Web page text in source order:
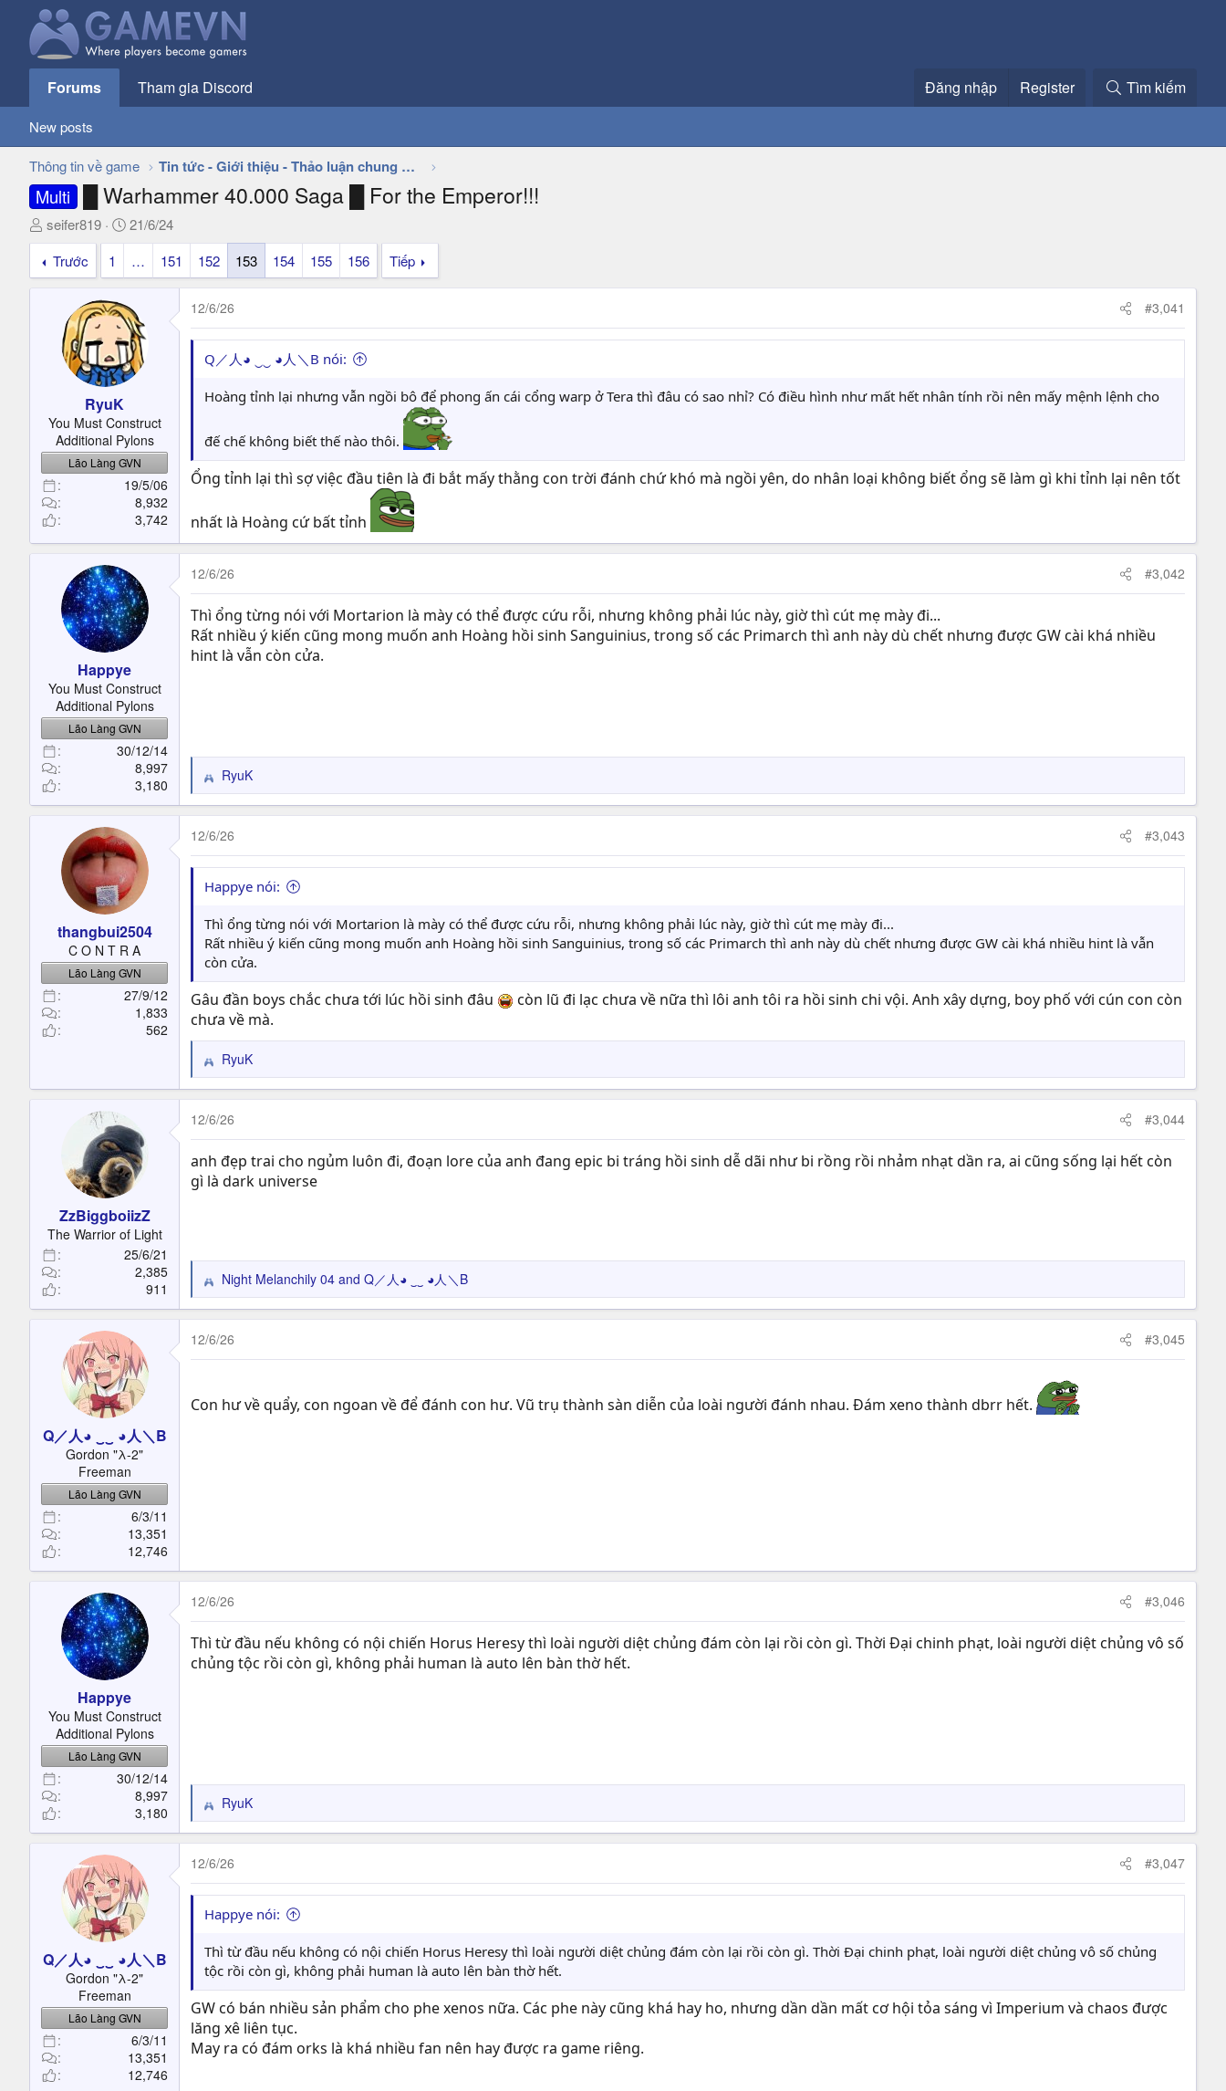
Forums Tham gia Discord Đăng nhập Register Tìm kiếm
New posts
Thông tin về game Tin tức - Giới thiệu - Thảo luận chung về game
Multi █ Warhammer 40.000 Saga █ For the Emperor!!!
T
h
e
t
e
r
seifer819
N
g
à
y
ử
i
21/6/24
Trước
1 … 151 152 153 154 155 156 Tiếp
RyuK
You Must Construct
Additional Pylons
Lão Làng GVN
19/5/06
8,932
3,742
12/6/26 #3,041
Q／人◕ ‿‿ ◕人＼B nói:
Hoàng tỉnh lại nhưng vẫn ngồi bô để phong ấn cái cổng warp ở Tera thì đâu có sao nhỉ? Có điều hình như mất hết nhân tính rồi nên mấy mệnh lệnh cho
đế chế không biết thế nào thôi.
Ổng tỉnh lại thì sợ việc đầu tiên là đi bắt mấy thằng con trời đánh chứ khó mà ngồi yên, do nhân loại không biết ổng sẽ làm gì khi tỉnh lại nên tốt
nhất là Hoàng cứ bất tỉnh
Happye
You Must Construct
Additional Pylons
Lão Làng GVN
30/12/14
8,997
3,180
12/6/26 #3,042
Thì ổng từng nói với Mortarion là mày có thể được cứu rỗi, nhưng không phải lúc này, giờ thì cút mẹ mày đi...
Rất nhiều ý kiến cũng mong muốn anh Hoàng hồi sinh Sanguinius, trong số các Primarch thì anh này dù chết nhưng được GW cài khá nhiều
hint là vẫn còn cửa.
R
e
a
c
t
i
o
s
RyuK
thangbui2504
C O N T R A
Lão Làng GVN
27/9/12
1,833
562
12/6/26 #3,043
Happye nói:
Thì ổng từng nói với Mortarion là mày có thể được cứu rỗi, nhưng không phải lúc này, giờ thì cút mẹ mày đi...
Rất nhiều ý kiến cũng mong muốn anh Hoàng hồi sinh Sanguinius, trong số các Primarch thì anh này dù chết nhưng được GW cài khá nhiều hint là vẫn
còn cửa.
Gâu đần boys chắc chưa tới lúc hồi sinh đâu
còn lũ đi lạc chưa về nữa thì lôi anh tôi ra hồi sinh chi vội. Anh xây dựng, boy phố với cún con còn
chưa về mà.
R
e
a
c
t
o
n
RyuK
ZzBiggboiizZ
The Warrior of Light
25/6/21
2,385
911
12/6/26 #3,044
anh đẹp trai cho ngủm luôn đi, đoạn lore của anh đang epic bi tráng hồi sinh dễ dãi như bi rồng rồi nhảm nhạt dần ra, ai cũng sống lại hết còn
gì là dark universe
R
e
a
c
t
n
Night Melanchily 04 and Q／人◕ ‿‿ ◕人＼B
Q／人◕ ‿‿ ◕人＼B
Gordon "λ-2"
Freeman
Lão Làng GVN
6/3/11
13,351
12,746
12/6/26 #3,045
Con hư về quẩy, con ngoan về để đánh con hư. Vũ trụ thành sàn diễn của loài người đánh nhau. Đám xeno thành dbrr hết.
Happye
You Must Construct
Additional Pylons
Lão Làng GVN
30/12/14
8,997
3,180
12/6/26 #3,046
Thì từ đầu nếu không có nội chiến Horus Heresy thì loài người diệt chủng đám còn lại rồi còn gì. Thời Đại chinh phạt, loài người diệt chủng vô số
chủng tộc rồi còn gì, không phải human là auto lên bàn thờ hết.
R
e
a
c
t
i
o
s
RyuK
Q／人◕ ‿‿ ◕人＼B
Gordon "λ-2"
Freeman
Lão Làng GVN
6/3/11
13,351
12,746
12/6/26 #3,047
Happye nói:
Thì từ đầu nếu không có nội chiến Horus Heresy thì loài người diệt chủng đám còn lại rồi còn gì. Thời Đại chinh phạt, loài người diệt chủng vô số chủng
tộc rồi còn gì, không phải human là auto lên bàn thờ hết.
GW có bán nhiều sản phẩm cho phe xenos nữa. Các phe này cũng khá hay ho, nhưng dần dần mất cơ hội tỏa sáng vì Imperium và chaos được
lăng xê liên tục.
May ra có đám orks là khá nhiều fan nên hay được ra game riêng.